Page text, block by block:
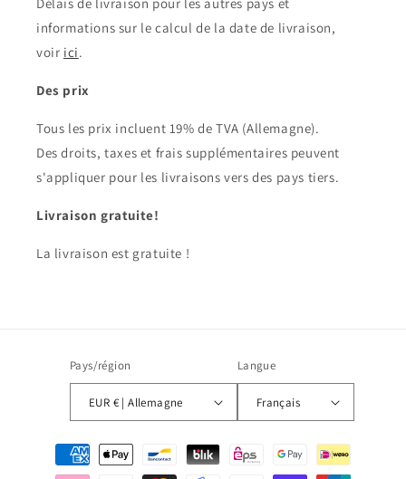
informations sur le calcul de la date de livraison,
voir ici.
Des prix
Tous les prix incluent 19% de TVA (Allemagne).
Des droits, taxes et frais supplémentaires peuvent
s'appliquer pour les livraisons vers des pays tiers.
Livraison gratuite!
La livraison est gratuite !
Pays/région
EUR € | Allemagne
Langue
Français
Moyens